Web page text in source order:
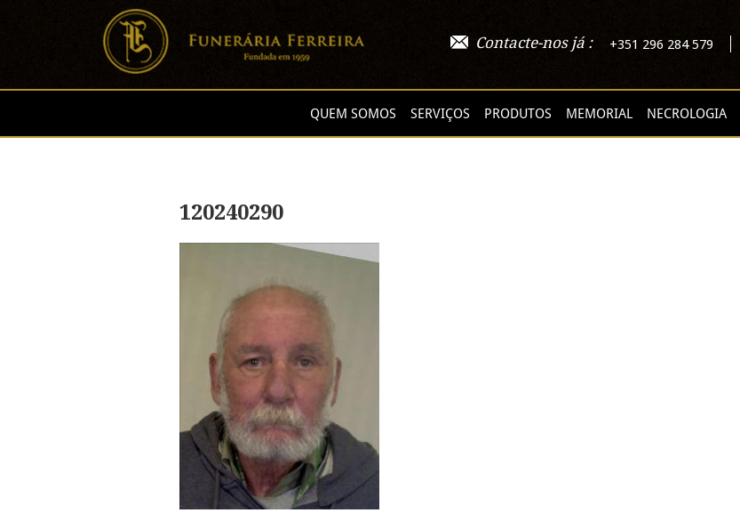
Contacte-nos já : +351 296 284 579
QUEM SOMOS SERVIÇOS PRODUTOS MEMORIAL NECROLOGIA
120240290